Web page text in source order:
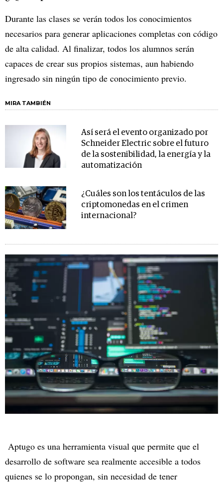
Durante las clases se verán todos los conocimientos
necesarios para generar aplicaciones completas con código
de alta calidad. Al finalizar, todos los alumnos serán
capaces de crear sus propios sistemas, aun habiendo
ingresado sin ningún tipo de conocimiento previo.
MIRA TAMBIÉN
Así será el evento organizado por
Schneider Electric sobre el futuro
de la sostenibilidad, la energía y la
automatización
¿Cuáles son los tentáculos de las
criptomonedas en el crimen
internacional?
Aptugo es una herramienta visual que permite que el
desarrollo de software sea realmente accesible a todos
quienes se lo propongan, sin necesidad de tener